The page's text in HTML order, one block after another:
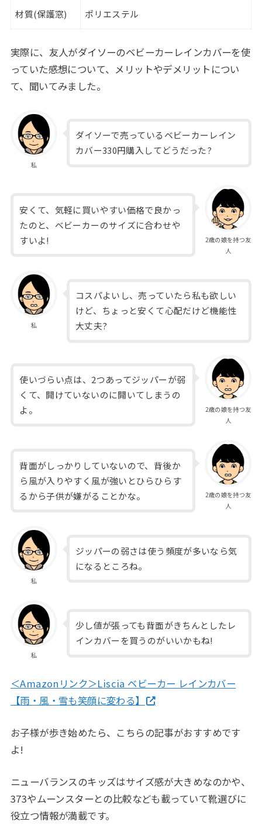
材質(保護窓) ポリエステル
実際に、友人がダイソーのベビーカーレインカバーを使
っていた感想について、メリットやデメリットについ
て、聞いてみました。
私
ダイソーで売っているベビーカーレイン
カバー330円購入してどうだった?
2歳の娘を持つ友
人
安くて、気軽に買いやすい価格で良かっ
たのと、ベビーカーのサイズに合わせや
すいよ!
私
コスパよいし、売っていたら私も欲しい
けど、ちょっと安くて心配だけど機能性
大丈夫?
2歳の娘を持つ友
人
使いづらい点は、2つあってジッパーが弱
くて、開けていないのに開いてしまうの
よ。
2歳の娘を持つ友
人
背面がしっかりしていないので、背後か
ら風が入りやすく風が強いとひらひらす
るから子供が嫌がることかな。
私
ジッパーの弱さは使う頻度が多いなら気
になるところね。
私
少し値が張っても背面がきちんとしたレ
インカバーを買うのがいいかもね!
＜Amazonリンク＞Liscia ベビーカー レインカバー
【雨・風・雪も笑顔に変わる】
お子様が歩き始めたら、こちらの記事がおすすめです
よ!
ニューバランスのキッズはサイズ感が大きめなのかや、
373やムーンスターとの比較なども載っていて靴選びに
役立つ情報が満載です。